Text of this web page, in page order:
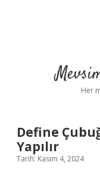
Her
Define
Yapılır
Tarih: Kasım 4, 2024